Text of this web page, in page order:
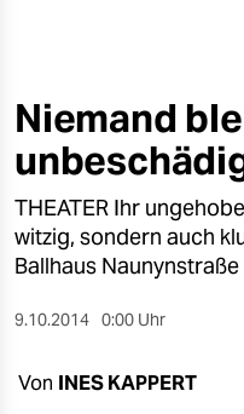
öko
gesellschaft
kultur
sport
berlin
nord
Niemand
THEATER Ihr
witzig, sondern auch
Ballhaus Naunynstraße
9.10.2014 0:00 Uhr
Von INES KAPPERT